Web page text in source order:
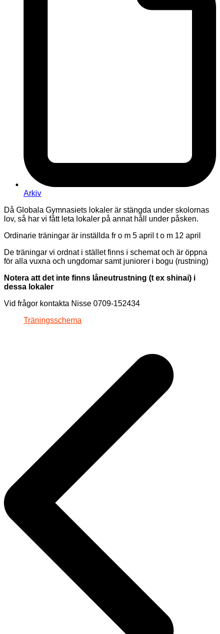
Arkiv
Då Globala Gymnasiets lokaler är stängda under skolornas
lov, så har vi fått leta lokaler på annat håll under påsken.
Ordinarie träningar är inställda fr o m 5 april t o m 12 april
De träningar vi ordnat i stället finns i schemat och är öppna
för alla vuxna och ungdomar samt juniorer i bogu (rustning)
Notera att det inte finns låneutrustning (t ex shinai) i
dessa lokaler
Vid frågor kontakta Nisse 0709-152434
Träningsschema